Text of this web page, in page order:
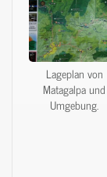
Lageplan von
Matagalpa und
Umgebung.